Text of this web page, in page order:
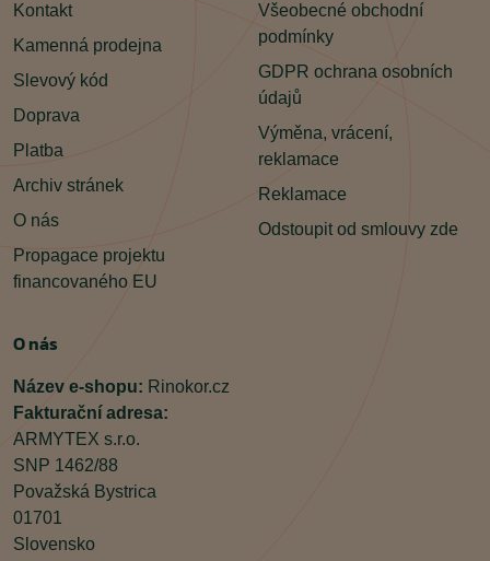
Kontakt
Kamenná prodejna
Slevový kód
Doprava
Platba
Archiv stránek
O nás
Propagace projektu
financovaného EU
Všeobecné obchodní
podmínky
GDPR ochrana osobních
údajů
Výměna, vrácení,
reklamace
Reklamace
Odstoupit od smlouvy zde
O nás
Název e-shopu: Rinokor.cz
Fakturační adresa:
ARMYTEX s.r.o.
SNP 1462/88
Považská Bystrica
01701
Slovensko